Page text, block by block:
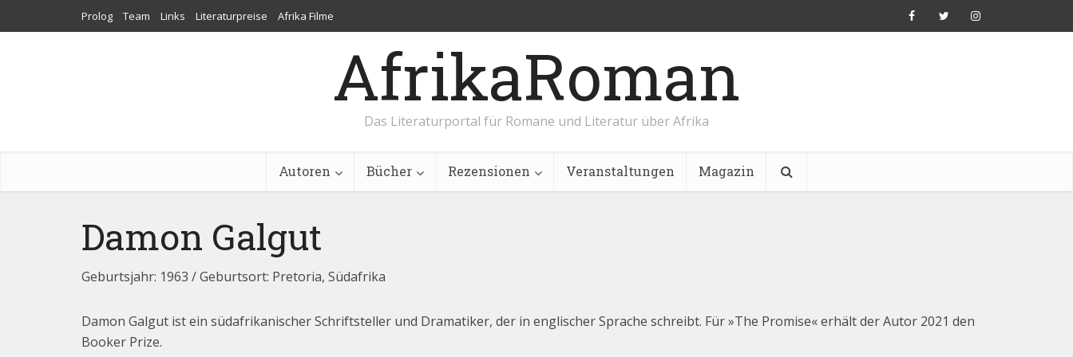
Prolog Team Links Literaturpreise Afrika Filme
AfrikaRoman
Das Literaturportal für Romane und Literatur über Afrika
Autoren Bücher Rezensionen Veranstaltungen Magazin
Damon Galgut
Geburtsjahr: 1963 / Geburtsort: Pretoria, Südafrika
Damon Galgut ist ein südafrikanischer Schriftsteller und Dramatiker, der in englischer Sprache schreibt. Für »The Promise« erhält der Autor 2021 den
Booker Prize.